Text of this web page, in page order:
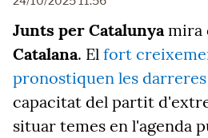
Junts per Catalunyamira
Catalana. El fort
pronostiquen les
capacitat del partit
situar temes en l'agenda